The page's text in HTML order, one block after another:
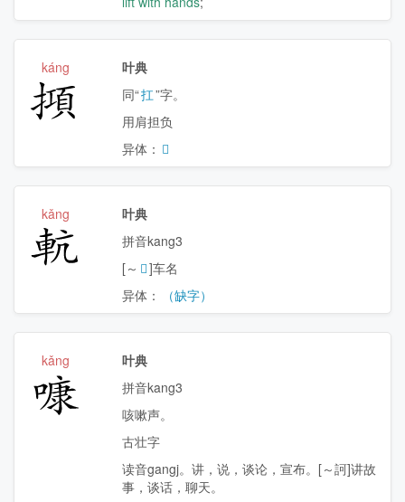
𢴦
káng
叶典
同“扛”字。
用肩担负
异体： 𫽙
䡉
kǎng
叶典
拼音kang3
[～ 𨋕]车名
异体：
（缺字）
𠻞
kǎng
叶典
拼音kang3
咳嗽声。
古壮字
读音gangj。讲，说，谈论，宣布。[～訶]讲故
事，谈话，聊天。